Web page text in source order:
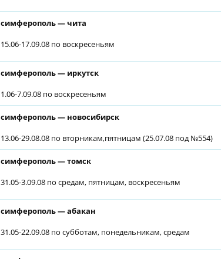
симферополь — чита
15.06-17.09.08 по воскресеньям
симферополь — иркутск
1.06-7.09.08 по воскресеньям
симферополь — новосибирск
13.06-29.08.08 по вторникам,пятницам (25.07.08 под №554)
симферополь — томск
31.05-3.09.08 по средам, пятницам, воскресеньям
симферополь — абакан
31.05-22.09.08 по субботам, понедельникам, средам